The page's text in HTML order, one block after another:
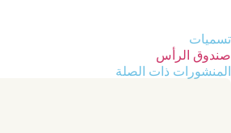
تسميات
صندوق الرأس
المنشورات ذات الصلة